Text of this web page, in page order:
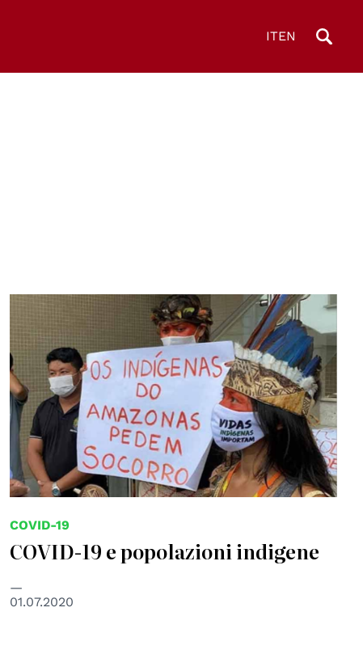
ITEN
COVID-19
COVID-19 e popolazioni indigene
01.07.2020